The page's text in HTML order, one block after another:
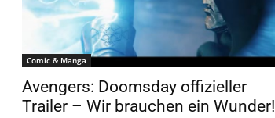
Comic & Manga
Avengers: Doomsday offizieller
Trailer – Wir brauchen ein Wunder!